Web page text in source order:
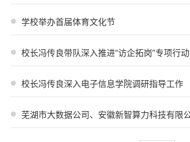
学校举办首届体育文化节
校长冯传良带队深入推进“访企拓岗”专项行动
校长冯传良深入电子信息学院调研指导工作